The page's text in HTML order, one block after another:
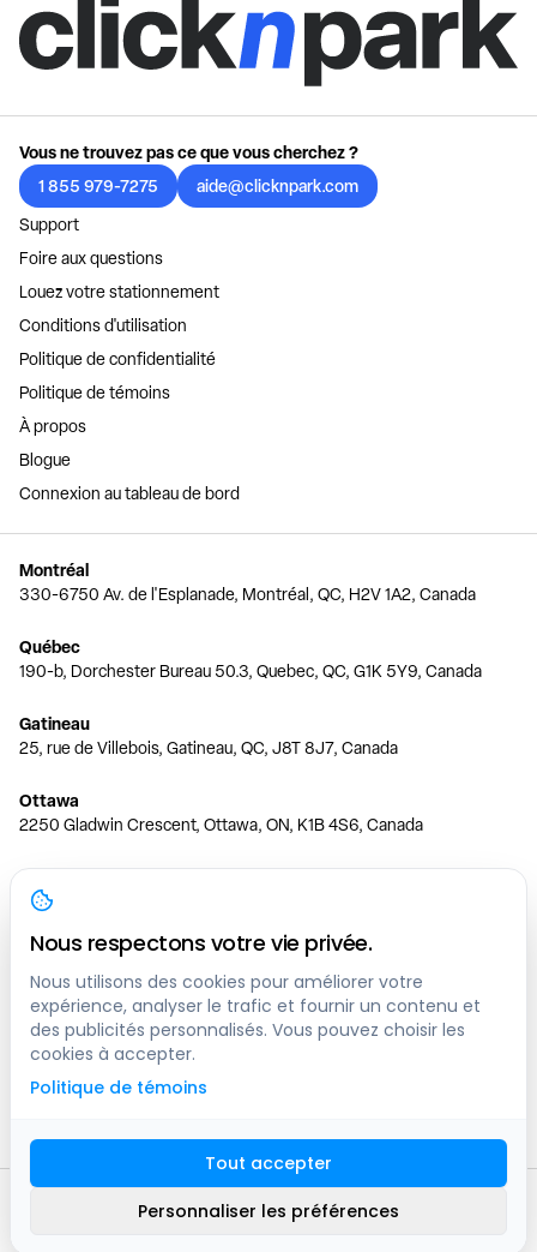
Vous ne trouvez pas ce que vous cherchez ?
1 855 979-7275
aide@clicknpark.com
Support
Foire aux questions
Louez votre stationnement
Conditions d'utilisation
Politique de confidentialité
Politique de témoins
À propos
Blogue
Connexion au tableau de bord
Montréal
330-6750 Av. de l'Esplanade, Montréal, QC, H2V 1A2, Canada
Québec
190-b, Dorchester Bureau 50.3, Quebec, QC, G1K 5Y9, Canada
Gatineau
25, rue de Villebois, Gatineau, QC, J8T 8J7, Canada
Ottawa
2250 Gladwin Crescent, Ottawa, ON, K1B 4S6, Canada
Toronto
150 Ferrand Dr, 6th Floor, Toronto, ON, M3C 3E5, Canada
Vancouver
1200 W 73rd Ave #1415, Vancouver, BC, V6P 6G5, Canada
Calgary
444 5 Ave SW #400 Calgary, AB, T2P 2T8, Canada
2016 -2026
Plan du site
Nous respectons votre vie privée.
Nous utilisons des cookies pour améliorer votre
expérience, analyser le trafic et fournir un contenu et
des publicités personnalisés. Vous pouvez choisir les
cookies à accepter.
Politique de témoins
Tout accepter
Personnaliser les préférences